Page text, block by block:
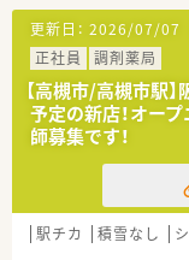
【募集背景と
■近隣医療機関
であり、周囲
います。
■実績やスキル
者様に対して
迎します。
■30代前半ま
り、新しい環
ます。
更新日： 2026/07/07
正社員
調剤薬局
【高槻市/高槻市駅
予定の新店！オー
師募集です！
駅チカ 積雪なし